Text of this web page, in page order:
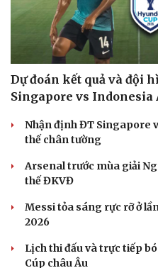
Dự đoán kết quả và đội
Singapore vs Indonesia
Nhận định ĐT Singapore
thế chân tường
Arsenal trước mùa giải
thế ĐKVĐ
Messi tỏa sáng rực rỡ ở
2026
Lịch thi đấu và trực tiếp
Cúp châu Âu